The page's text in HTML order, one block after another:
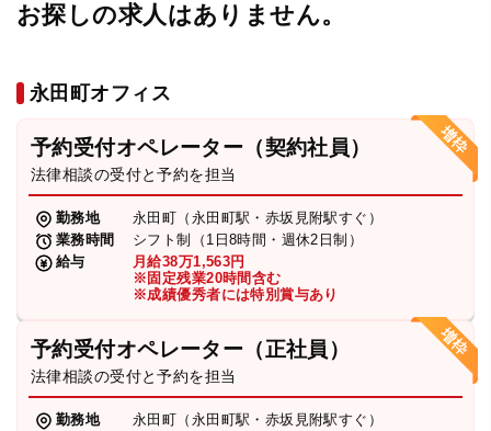
お探しの求人はありません。
永田町オフィス
予約受付オペレーター（契約社員）
法律相談の受付と予約を担当
勤務地
永田町（永田町駅・赤坂見附駅すぐ）
業務時間
シフト制（1日8時間・週休2日制）
給与
月給38万1,563円
※固定残業20時間含む
※成績優秀者には特別賞与あり
予約受付オペレーター（正社員）
法律相談の受付と予約を担当
勤務地
永田町（永田町駅・赤坂見附駅すぐ）